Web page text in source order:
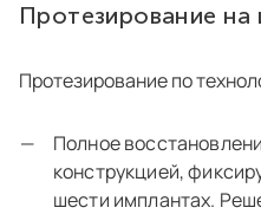
Протезирование на
Протезирование по
Полное
конструкцией,
шести имплантах.